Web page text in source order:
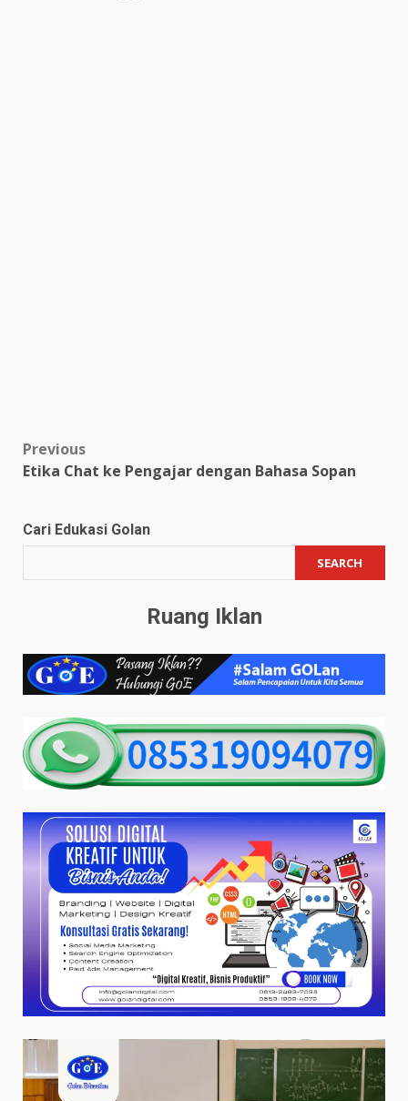
Post
Previous
Etika Chat ke Pengajar dengan Bahasa Sopan
Cari Edukasi Golan
SEARCH
Ruang Iklan